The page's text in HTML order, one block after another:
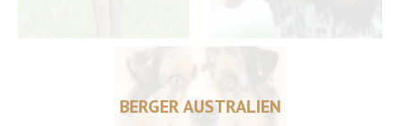
BERGER AUSTRALIEN